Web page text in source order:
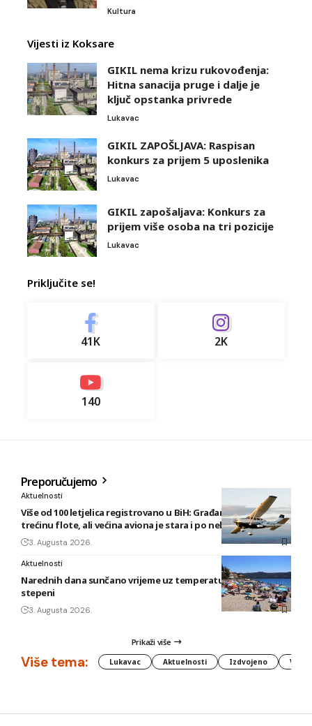
Kultura
Vijesti iz Koksare
GIKIL nema krizu rukovođenja:
Hitna sanacija pruge i dalje je
ključ opstanka privrede
Lukavac
GIKIL ZAPOŠLJAVA: Raspisan
konkurs za prijem 5 uposlenika
Lukavac
GIKIL zapošaljava: Konkurs za
prijem više osoba na tri pozicije
Lukavac
Priključite se!
41K 2K
140
Preporučujemo
Aktuelnosti
Više od 100 letjelica registrovano u BiH: Građani posjeduju
trećinu flote, ali većina aviona je stara i po nekoliko decenija
3. Augusta 2026.
Aktuelnosti
Narednih dana sunčano vrijeme uz temperature do 40
stepeni
3. Augusta 2026.
Prikaži više
Više tema: Lukavac Aktuelnosti Izdvojeno